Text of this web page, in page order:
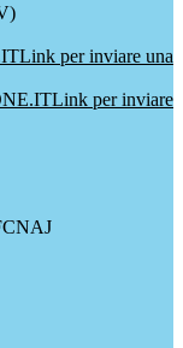
Link per inviare una
Link per inviare